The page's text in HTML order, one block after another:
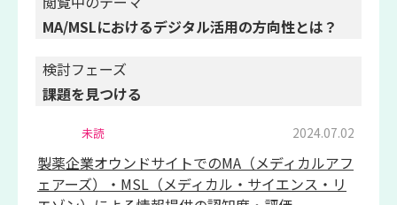
MA/MSLにおけるデジタル活用の方向性とは？
検討フェーズ
課題を見つける
未読
製薬企業オウンドサイトでのMA（メディカルアフ
ェアーズ）・MSL（メディカル・サイエンス・リ
2024.07.02